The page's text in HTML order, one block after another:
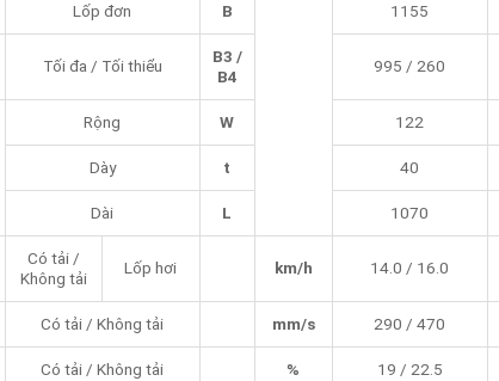
Lốp đơn B 1155
Tối đa / Tối thiểu
B3 /
B4
995 / 260
Rộng W 122
Dày t 40
Dài L 1070
Có tải /
Không tải
Lốp hơi km/h 14.0 / 16.0
Có tải / Không tải mm/s 290 / 470
Có tải / Không tải % 19 / 22.5